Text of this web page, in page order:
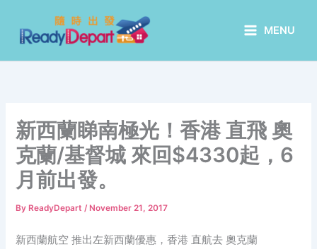
content
MENU
新西蘭睇南極光！香港 直飛 奧
克蘭/基督城 來回$4330起，6
月前出發。
By ReadyDepart/ November 21, 2017
新西蘭航空 推出左新西蘭優惠，香港 直航去 奧克蘭